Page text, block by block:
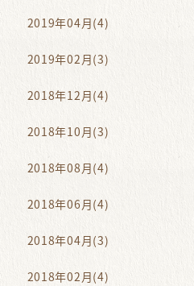
2019年04月(4)
2019年02月(3)
2018年12月(4)
2018年10月(3)
2018年08月(4)
2018年06月(4)
2018年04月(3)
2018年02月(4)